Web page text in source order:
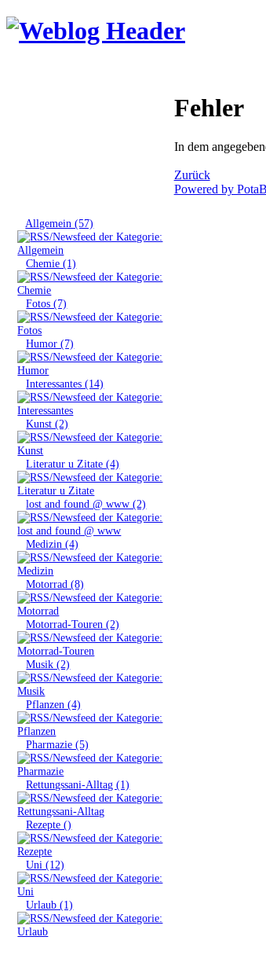
Allgemein (57)
»Chemie (1)
»Fotos (7)
»Humor (7)
»Interessantes (14)
»Kunst (2)
»Literatur u Zitate (4)
»lost and found @ www (2)
»Medizin (4)
»Motorrad (8)
»Motorrad-Touren (2)
»Musik (2)
»Pflanzen (4)
»Pharmazie (5)
»Rettungssani-Alltag (1)
»Rezepte ()
»Uni (12)
»Urlaub (1)
Fehler
In dem
Zurück
Powered by